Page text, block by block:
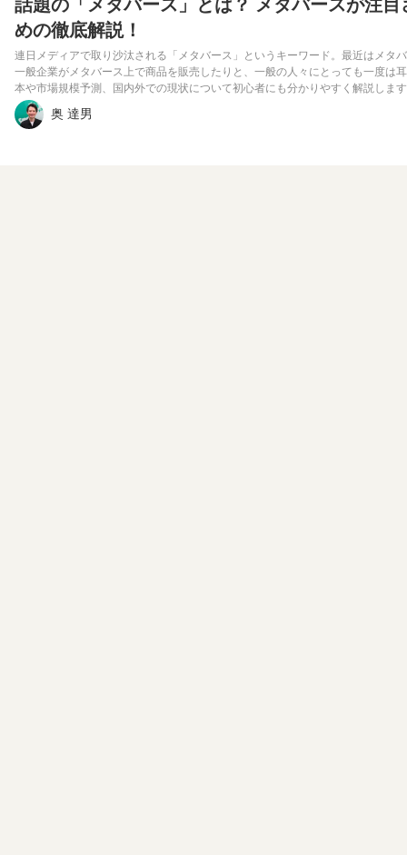
話題の「メタバース」とは？ メタバースが注
めの徹底解説！
連日メディアで取り沙汰される「メタバース」というキーワード。最近はメタ
一般企業がメタバース上で商品を販売したりと、一般の人々にとっても一度は
本や市場規模予測、国内外での現状について初心者にも分かりやすく解説しま
奥 達男